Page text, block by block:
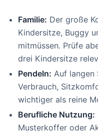
Familie: Der große
Kindersitze, Buggy
mitmüssen. Prüfe
drei Kindersitze
Pendeln: Auf langen
Verbrauch,
wichtiger als reine
Berufliche Nutzung:
Musterkoffer oder